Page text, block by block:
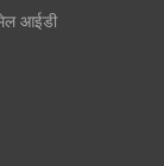
आईडी